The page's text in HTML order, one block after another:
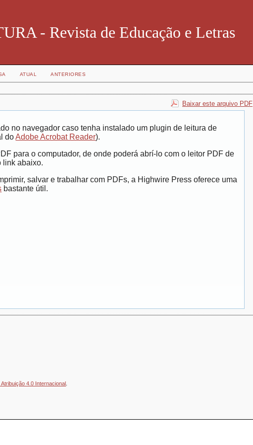
- Revista de Educação e Letras
ATUAL ANTERIORES
Baixar este arquivo PDF
no navegador caso tenha instalado um plugin de leitura de
doAdobe Acrobat Reader).
para o computador, de onde poderá abrí-lo com o leitor PDF de
link abaixo.
salvar e trabalhar com PDFs, a Highwire Press oferece uma
bastante útil.
4.0 Internacional